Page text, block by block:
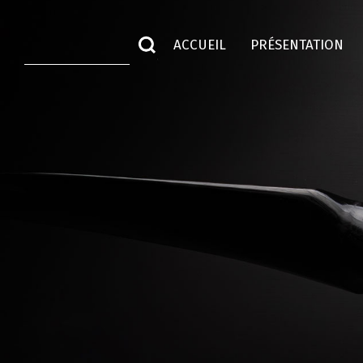
ACCUEIL PRÉSENTATION